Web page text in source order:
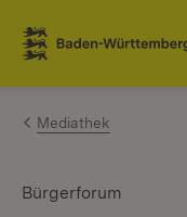
Zum Inhalt
Link zur Startseite
Mediathek
Bürgerforum